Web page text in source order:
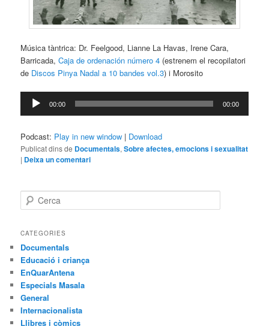
Música tàntrica: Dr. Feelgood, Lianne La Havas, Irene Cara,
Barricada,Caja de ordenación número 4 (estrenem el recopilatori
de Discos Pinya Nadal a 10 bandes vol.3) i Morosito
Reproductor
d'àudio
00:00 00:00
Podcast: Play in new window | Download
Publicat dins de Documentals,Sobre afectes, emocions i sexualitat
| Deixa un comentari
e
c
CATEGORIES
Documentals
Educació i criança
EnQuarAntena
Especials Masala
General
Internacionalista
Llibres i còmics